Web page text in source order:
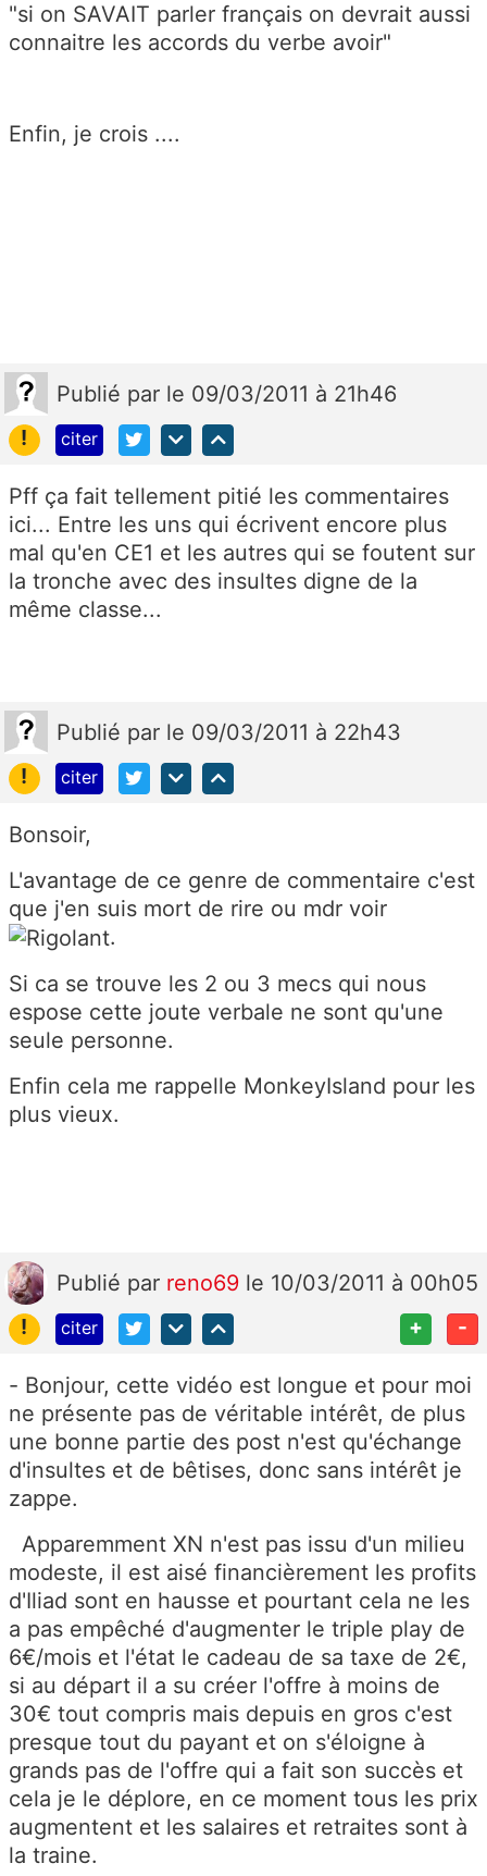
"si on SAVAIT parler français on devrait aussi
connaitre les accords du verbe avoir"
Enfin, je crois ....
Publié par le 09/03/2011 à 21h46
!
citer
Pff ça fait tellement pitié les commentaires
ici... Entre les uns qui écrivent encore plus
mal qu'en CE1 et les autres qui se foutent sur
la tronche avec des insultes digne de la
même classe...
Publié par le 09/03/2011 à 22h43
!
citer
Bonsoir,
L'avantage de ce genre de commentaire c'est
que j'en suis mort de rire ou mdr voir
.
Si ca se trouve les 2 ou 3 mecs qui nous
espose cette joute verbale ne sont qu'une
seule personne.
Enfin cela me rappelle MonkeyIsland pour les
plus vieux.
Publié par reno69 le 10/03/2011 à 00h05
!
citer + -
- Bonjour, cette vidéo est longue et pour moi
ne présente pas de véritable intérêt, de plus
une bonne partie des post n'est qu'échange
d'insultes et de bêtises, donc sans intérêt je
zappe.
Apparemment XN n'est pas issu d'un milieu
modeste, il est aisé financièrement les profits
d'Iliad sont en hausse et pourtant cela ne les
a pas empêché d'augmenter le triple play de
6€/mois et l'état le cadeau de sa taxe de 2€,
si au départ il a su créer l'offre à moins de
30€ tout compris mais depuis en gros c'est
presque tout du payant et on s'éloigne à
grands pas de l'offre qui a fait son succès et
cela je le déplore, en ce moment tous les prix
augmentent et les salaires et retraites sont à
la traine.